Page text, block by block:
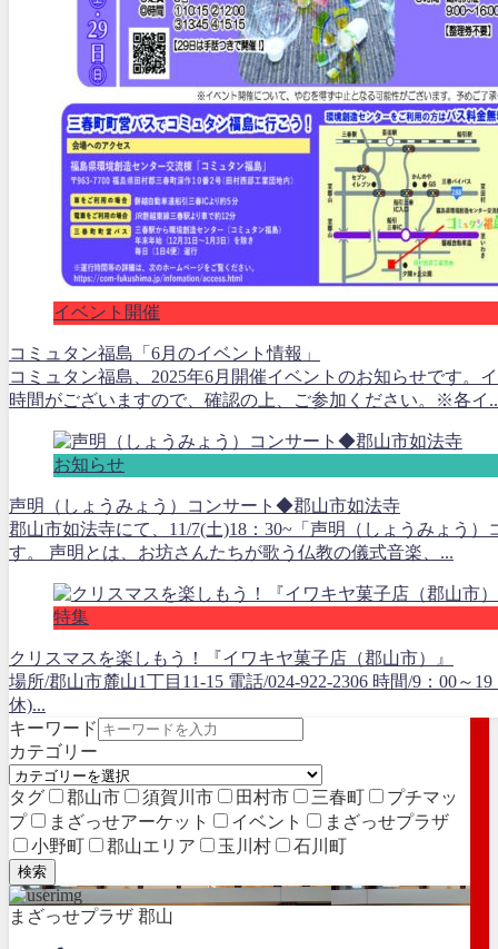
イベント開催
コミュタン福島「6月のイベント情報」
コミュタン福島、2025年6月開催イベントのお知らせです。
時間がございますので、確認の上、ご参加ください。※各イ
お知らせ
声明（しょうみょう）コンサート◆郡山市如法寺
郡山市如法寺にて、11/7(土)18：30~「声明（しょうみょう
す。 声明とは、お坊さんたちが歌う仏教の儀式音楽、...
特集
クリスマスを楽しもう！『イワキヤ菓子店（郡山市）』
場所/郡山市麓山1丁目11-15 電話/024-922-2306 時間/9：00～
休)...
キーワード
カテゴリー
タグ 郡山市 須賀川市 田村市 三春町
プチマッ
プ
まざっせアーケット イベント
まざっせプラザ
小野町
郡山エリア 玉川村 石川町
検索
まざっせプラザ 郡山